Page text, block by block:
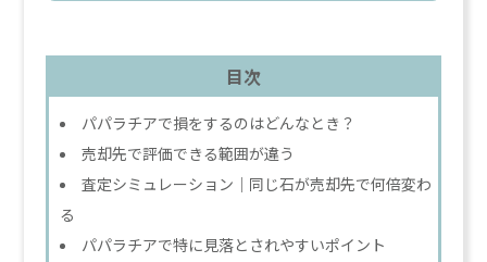
目次
パパラチアで損をするのはどんなとき？
売却先で評価できる範囲が違う
査定シミュレーション｜同じ石が売却先で何倍変わ
る
パパラチアで特に見落とされやすいポイント